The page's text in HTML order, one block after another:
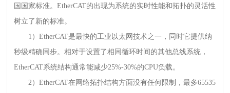
国国家标准。EtherCAT的出现为系统的实时性能和拓扑的灵活性
树立了新的标准。
1）EtherCAT是最快的工业以太网技术之一，同时它提供纳
秒级精确同步。相对于设置了相同循环时间的其他总线系统，
EtherCAT系统结构通常能减少25%-30%的CPU负载。
2）EtherCAT在网络拓扑结构方面没有任何限制，最多65535